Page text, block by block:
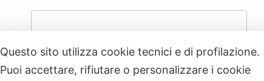
Questo sito utilizza cookie tecnici e di profilazione.
Puoi accettare, rifiutare o personalizzare i cookie